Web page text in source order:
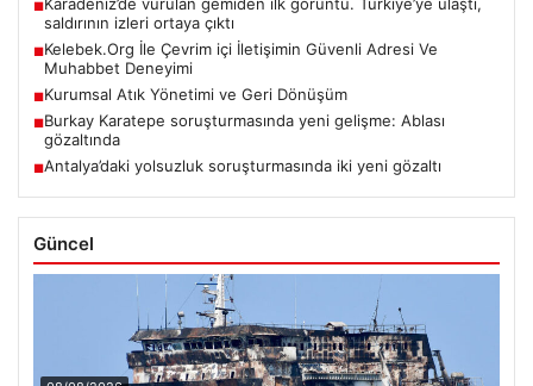
■
saldırının izleri ortaya çıktı
■Kelebek.Org İle Çevrim içi İletişimin Güvenli Adresi Ve
Muhabbet Deneyimi
■Kurumsal Atık Yönetimi ve Geri Dönüşüm
■Burkay Karatepe soruşturmasında yeni gelişme: Ablası
gözaltında
■Antalya’daki yolsuzluk soruşturmasında iki yeni gözaltı
Güncel